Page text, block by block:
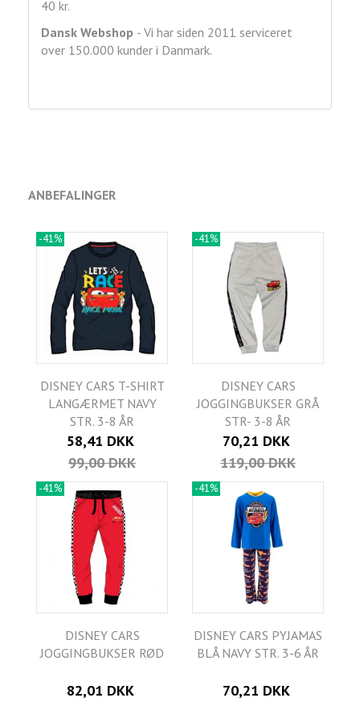
40 kr.
Dansk Webshop - Vi har siden 2011 serviceret
over 150.000 kunder i Danmark.
ANBEFALINGER
-41%
DISNEY CARS T-SHIRT
LANGÆRMET NAVY
STR. 3-8 ÅR
58,41 DKK
99,00 DKK
-41%
DISNEY CARS
JOGGINGBUKSER GRÅ
STR- 3-8 ÅR
70,21 DKK
119,00 DKK
-41%
DISNEY CARS
JOGGINGBUKSER RØD
82,01 DKK
-41%
DISNEY CARS PYJAMAS
BLÅ NAVY STR. 3-6 ÅR
70,21 DKK